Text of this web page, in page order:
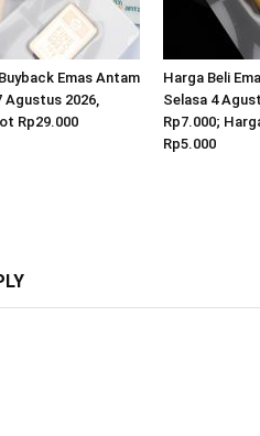
Emas Antam
2026,
Rp29.000
Harga Beli
Selasa 4
Rp7.000;
Rp5.000